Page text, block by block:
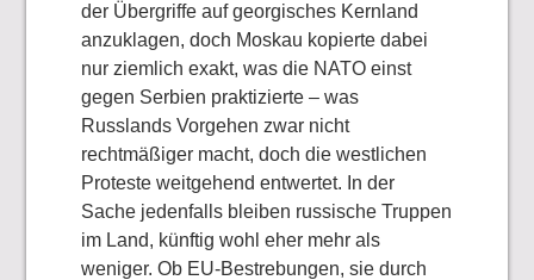
der Übergriffe auf georgisches Kernland
anzuklagen, doch Moskau kopierte dabei
nur ziemlich exakt, was die NATO einst
gegen Serbien praktizierte – was
Russlands Vorgehen zwar nicht
rechtmäßiger macht, doch die westlichen
Proteste weitgehend entwertet. In der
Sache jedenfalls bleiben russische Truppen
im Land, künftig wohl eher mehr als
weniger. Ob EU-Bestrebungen, sie durch